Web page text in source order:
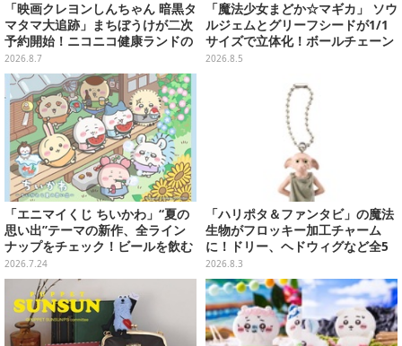
「映画クレヨンしんちゃん 暗黒タ
マタマ大追跡」まちぼうけが二次
予約開始！ニコニコ健康ランドの
服を着たしんちゃん&ひまわりに
「珠由良ブラザーズ」がラインナ
ップ
2026.8.7
「魔法少女まどか☆マギカ」 ソウ
ルジェムとグリーフシードが1/1
サイズで立体化！ボールチェーン
を外せばフィギュアとして飾れる
2026.8.5
「エニマイくじ ちいかわ」“夏の
思い出”テーマの新作、全ライン
ナップをチェック！ビールを飲む
「くりまんじゅう」ぬいぐるみな
ど
2026.7.24
「ハリポタ＆ファンタビ」の魔法
生物がフロッキー加工チャーム
に！ドリー、ヘドウィグなど全5
種のガシャポンが8月第5週より発
売
2026.8.3